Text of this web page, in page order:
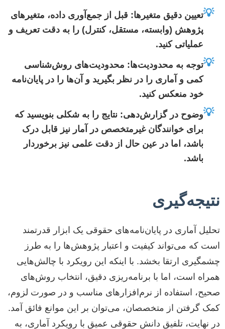
💡تعیین دقیق متغیرها: قبل از جمع‌آوری داده، متغیرهای
پژوهش (وابسته، مستقل، کنترل) را به دقت تعریف و
عملیاتی کنید.
💡توجه به محدودیت‌ها: محدودیت‌های روش‌شناسی
کمی و آماری را در نظر بگیرید و آن‌ها را در پایان‌نامه
خود منعکس کنید.
💡وضوح در گزارش‌دهی: نتایج را به شکلی بنویسید که
برای خوانندگان غیرمتخصص در آمار نیز قابل درک
باشد، اما در عین حال از دقت علمی نیز برخوردار
باشد.
نتیجه‌گیری
تحلیل آماری در پایان‌نامه‌های حقوقی یک ابزار قدرتمند
است که می‌تواند کیفیت و اعتبار پژوهش‌ها را به طرز
چشمگیری ارتقا بخشد. با اینکه این رویکرد با چالش‌هایی
همراه است، اما با برنامه‌ریزی دقیق، انتخاب روش‌های
صحیح، استفاده از نرم‌افزارهای مناسب و در صورت لزوم،
کمک گرفتن از متخصصان، می‌توان بر این موانع فائق آمد.
در نهایت، تلفیق دانش حقوقی عمیق با رویکرد آماری، به